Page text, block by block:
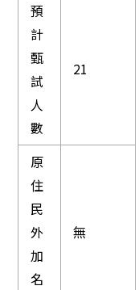
預
計
甄
試
人
數
21
原
住
民
外
加
名
無